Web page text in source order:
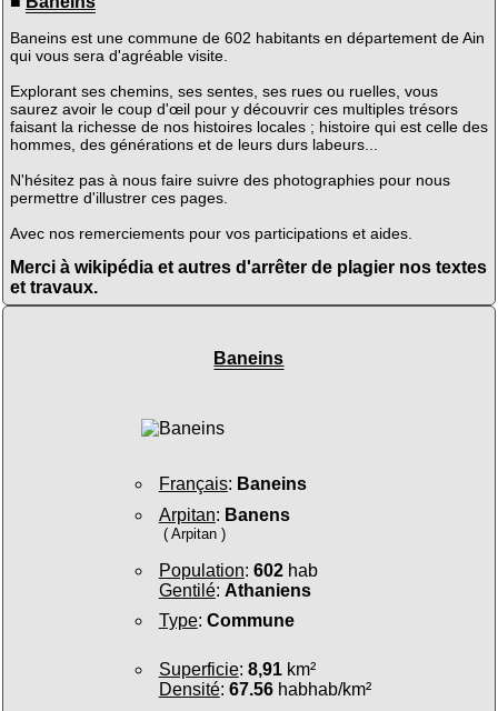
Baneins est une commune de 602 habitants en département de Ain
qui vous sera d'agréable visite.
Explorant ses chemins, ses sentes, ses rues ou ruelles, vous
saurez avoir le coup d'œil pour y découvrir ces multiples trésors
faisant la richesse de nos histoires locales ; histoire qui est celle des
hommes, des générations et de leurs durs labeurs...
N'hésitez pas à nous faire suivre des photographies pour nous
permettre d'illustrer ces pages.
Avec nos remerciements pour vos participations et aides.
Merci à wikipédia et autres d'arrêter de plagier nos textes
et travaux.
Baneins
Français: Baneins
Arpitan: Banens
( Arpitan )
Population: 602hab
Gentilé: Athaniens
Type: Commune
Superficie: 8,91km²
Densité: 67.56habhab/km²